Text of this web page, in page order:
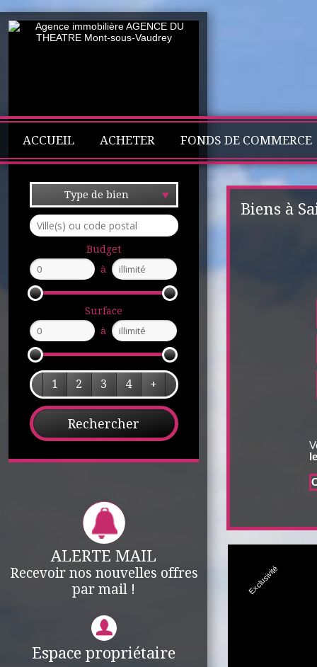
ACCUEIL ACHETER FONDS DE COMMERCE
Type de bien
Budget
à
Surface
à
1 2 3 4 +
ALERTE MAIL
Recevoir nos nouvelles offres
par mail !
Espace propriétaire
Biens à
Exclusivité